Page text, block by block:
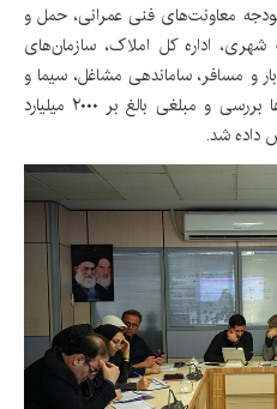
معاونت‌های فنی عمرانی، حمل و
اداره کل املاک، سازمان‌های
و مسافر، ساماندهی مشاغل، سیما و
منظر، مدیریت پسماند و آرامستان‌ها بررسی و مبلغی بالغ بر ۲۰۰۰ میلیارد
داده شد.